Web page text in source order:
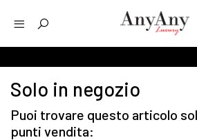
Solo in negozio
Puoi trovare questo articolo
punti vendita: